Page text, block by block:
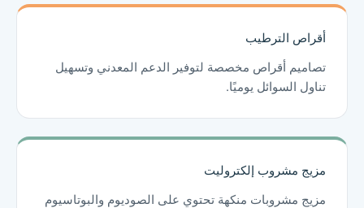
أقراص الترطيب
تصاميم أقراص مخصصة لتوفير الدعم المعدني وتسهيل
تناول السوائل يوميًا.
مزيج مشروب إلكتروليت
مزيج مشروبات منكهة تحتوي على الصوديوم والبوتاسيوم